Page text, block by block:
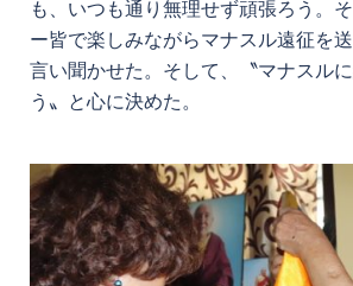
も、いつも通り無理せず頑張ろう。
ー皆で楽しみながらマナスル遠征を
言い聞かせた。そして、〝マナスル
う〟と心に決めた。